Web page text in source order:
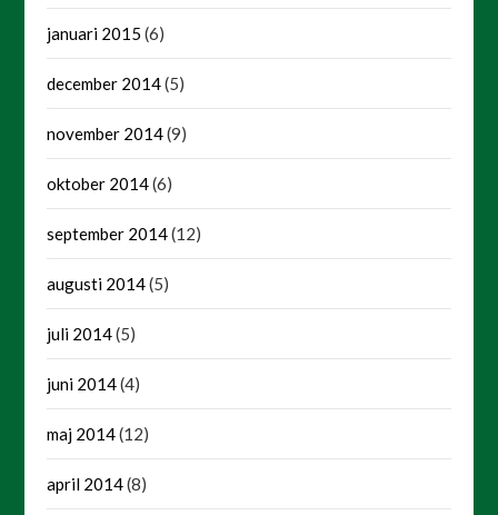
januari 2015 (6)
december 2014(5)
november 2014(9)
oktober 2014(6)
september 2014(12)
augusti 2014(5)
juli 2014(5)
juni 2014(4)
maj 2014(12)
april 2014(8)